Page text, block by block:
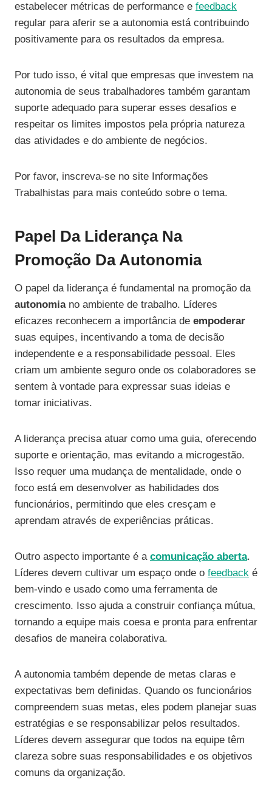
estabelecer métricas de performance e feedback
regular para aferir se a autonomia está contribuindo
positivamente para os resultados da empresa.
Por tudo isso, é vital que empresas que investem na
autonomia de seus trabalhadores também garantam
suporte adequado para superar esses desafios e
respeitar os limites impostos pela própria natureza
das atividades e do ambiente de negócios.
Por favor, inscreva-se no site Informações
Trabalhistas para mais conteúdo sobre o tema.
Papel Da Liderança Na
Promoção Da Autonomia
O papel da liderança é fundamental na promoção da
autonomiano ambiente de trabalho. Líderes
eficazes reconhecem a importância de empoderar
suas equipes, incentivando a toma de decisão
independente e a responsabilidade pessoal. Eles
criam um ambiente seguro onde os colaboradores se
sentem à vontade para expressar suas ideias e
tomar iniciativas.
A liderança precisa atuar como uma guia, oferecendo
suporte e orientação, mas evitando a microgestão.
Isso requer uma mudança de mentalidade, onde o
foco está em desenvolver as habilidades dos
funcionários, permitindo que eles cresçam e
aprendam através de experiências práticas.
Outro aspecto importante é a comunicação aberta.
Líderes devem cultivar um espaço onde o feedback é
bem-vindo e usado como uma ferramenta de
crescimento. Isso ajuda a construir confiança mútua,
tornando a equipe mais coesa e pronta para enfrentar
desafios de maneira colaborativa.
A autonomia também depende de metas claras e
expectativas bem definidas. Quando os funcionários
compreendem suas metas, eles podem planejar suas
estratégias e se responsabilizar pelos resultados.
Líderes devem assegurar que todos na equipe têm
clareza sobre suas responsabilidades e os objetivos
comuns da organização.